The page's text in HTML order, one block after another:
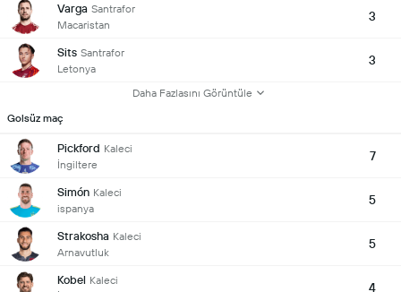
Varga Santrafor
Macaristan
3
Sits Santrafor
Letonya
3
Daha Fazlasını Görüntüle
Golsüz maç
Pickford Kaleci
İngiltere
7
Simón Kaleci
ispanya
5
Strakosha Kaleci
Arnavutluk
5
Kobel Kaleci
4